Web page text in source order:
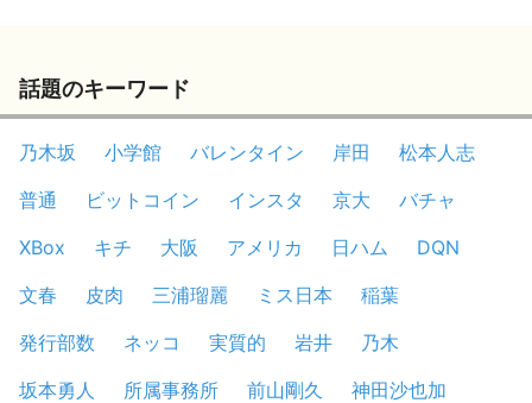
話題のキーワード
乃木坂 小学館 バレンタイン 岸田
松本人志
普通
ビットコイン インスタ 京大
バチャ
XBox
キチ 大阪 アメリカ 日ハム
DQN
文春
皮肉 三浦瑠麗 ミス日本
稲葉
発行部数
ネッコ 実質的 岩井
乃木
坂本勇人
所属事務所 前山剛久
神田沙也加